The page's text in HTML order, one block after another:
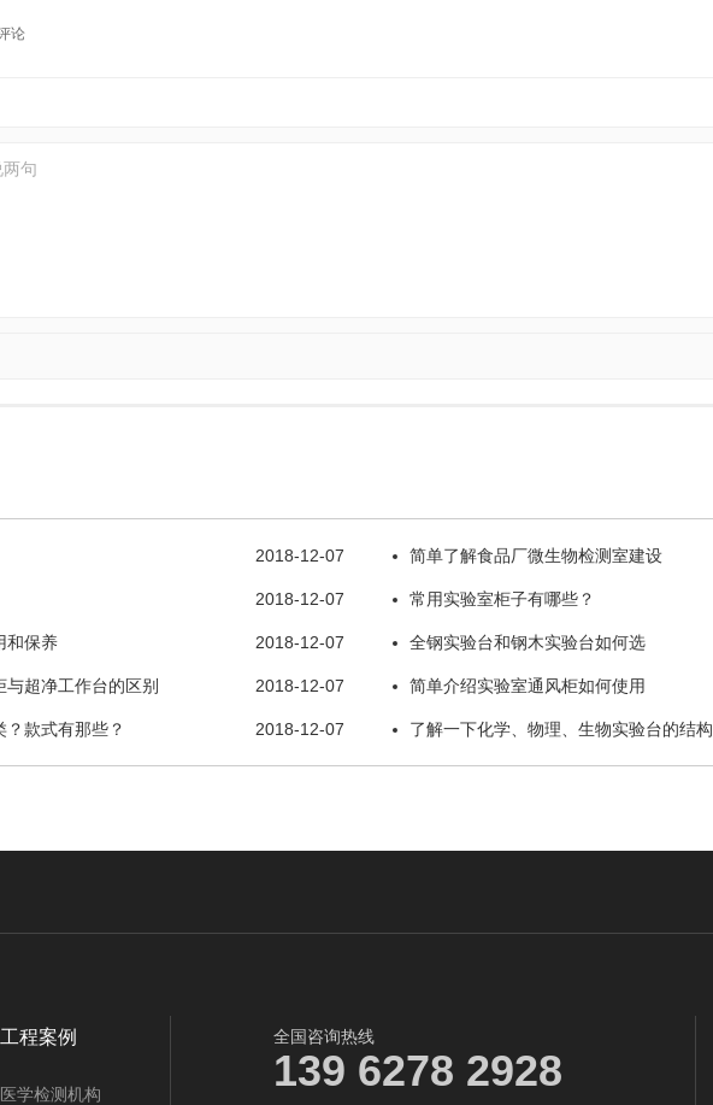
论
2018-12-07 简单了解食品厂微生物检测室建设
2018-12-07 常用实验室柜子有哪些？
2018-12-07
和保养 全钢实验台和钢木实验台如何选
2018-12-07
超净工作台的区别 简单介绍实验室通风柜如何使用
2018-12-07
款式有那些？ 了解一下化学、物理、生物实验台的结构
工程案例
医学检测机构
全国咨询热线
139 6278 2928